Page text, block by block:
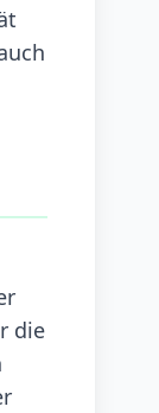
die